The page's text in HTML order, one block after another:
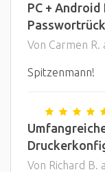
PC +
Von Carmen R.
Spitzenmann!
Von Richard B.